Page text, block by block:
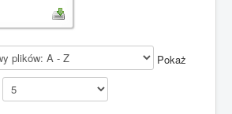
Pokaż